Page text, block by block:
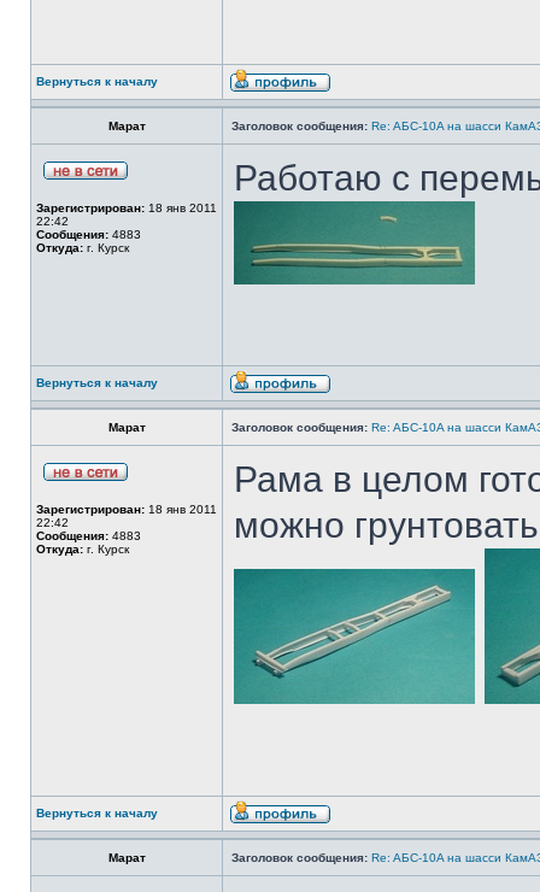
Вернуться к началу
Марат Заголовок сообщения: Re: AБС-10A на шасси
Зарегистрирован: 18 янв 2011
22:42
Сообщения: 4883
Откуда: г. Курск
Работаю с
Вернуться к началу
Марат Заголовок сообщения: Re: AБС-10A на шасси
Зарегистрирован: 18 янв 2011
22:42
Сообщения: 4883
Откуда: г. Курск
Рама в целом
можно
Вернуться к началу
Марат Заголовок сообщения: Re: AБС-10A на шасси